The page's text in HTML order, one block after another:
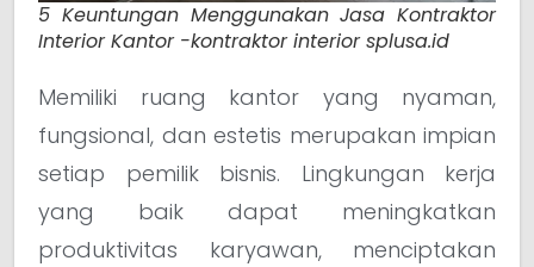
5 Keuntungan Menggunakan Jasa Kontraktor
Interior Kantor -kontraktor interior splusa.id
Memiliki ruang kantor yang nyaman,
fungsional, dan estetis merupakan impian
setiap pemilik bisnis. Lingkungan kerja
yang baik dapat meningkatkan
produktivitas karyawan, menciptakan